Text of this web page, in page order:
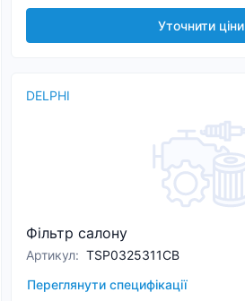
Уточнити ціни
DELPHI
Фільтр салону
Артикул: TSP0325311CB
Переглянути специфікації